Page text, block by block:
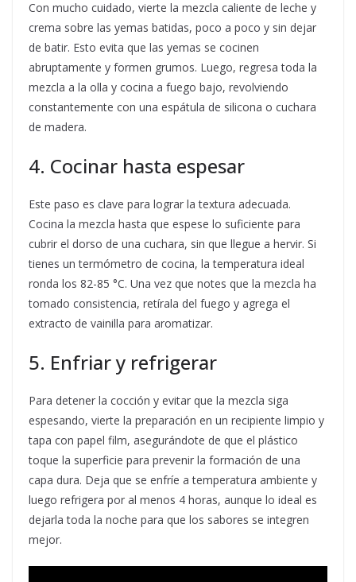
Con mucho cuidado, vierte la mezcla caliente de leche y
crema sobre las yemas batidas, poco a poco y sin dejar
de batir. Esto evita que las yemas se cocinen
abruptamente y formen grumos. Luego, regresa toda la
mezcla a la olla y cocina a fuego bajo, revolviendo
constantemente con una espátula de silicona o cuchara
de madera.
4. Cocinar hasta espesar
Este paso es clave para lograr la textura adecuada.
Cocina la mezcla hasta que espese lo suficiente para
cubrir el dorso de una cuchara, sin que llegue a hervir. Si
tienes un termómetro de cocina, la temperatura ideal
ronda los 82-85 °C. Una vez que notes que la mezcla ha
tomado consistencia, retírala del fuego y agrega el
extracto de vainilla para aromatizar.
5. Enfriar y refrigerar
Para detener la cocción y evitar que la mezcla siga
espesando, vierte la preparación en un recipiente limpio y
tapa con papel film, asegurándote de que el plástico
toque la superficie para prevenir la formación de una
capa dura. Deja que se enfríe a temperatura ambiente y
luego refrigera por al menos 4 horas, aunque lo ideal es
dejarla toda la noche para que los sabores se integren
mejor.